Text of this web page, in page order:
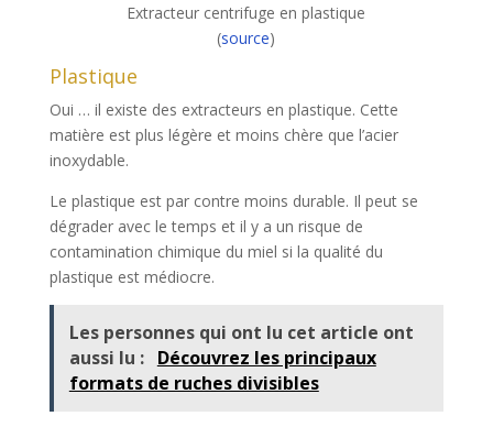
Extracteur centrifuge en plastique
(source)
Plastique
Oui … il existe des extracteurs en plastique. Cette
matière est plus légère et moins chère que l’acier
inoxydable.
Le plastique est par contre moins durable. Il peut se
dégrader avec le temps et il y a un risque de
contamination chimique du miel si la qualité du
plastique est médiocre.
Les personnes qui ont lu cet article ont
aussi lu : Découvrez les principaux
formats de ruches divisibles